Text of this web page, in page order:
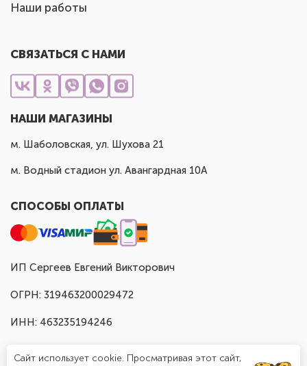
Наши работы
СВЯЗАТЬСЯ С НАМИ
НАШИ МАГАЗИНЫ
м. Шаболовская, ул. Шухова 21
м. Водный стадион ул. Авангардная 10А
СПОСОБЫ ОПЛАТЫ
ИП Сергеев Евгений Викторович
ОГРН: 319463200029472
ИНН: 463235194246
Сайт использует cookie. Просматривая этот сайт,